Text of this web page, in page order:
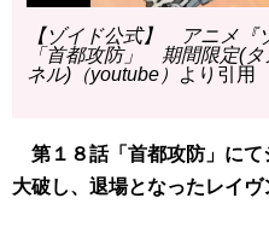
【ゾイド公式】 アニメ
「首都攻防」 期間限定(
ネル)（youtube）
より引用
第１８話「首都攻防」にて
大破し、退場となったレイヴ